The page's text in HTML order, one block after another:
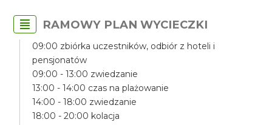
RAMOWY PLAN WYCIECZKI
09:00 zbiórka uczestników, odbiór z hoteli i
pensjonatów
09:00 - 13:00 zwiedzanie
13:00 - 14:00 czas na plażowanie
14:00 - 18:00 zwiedzanie
18:00 - 20:00 kolacja